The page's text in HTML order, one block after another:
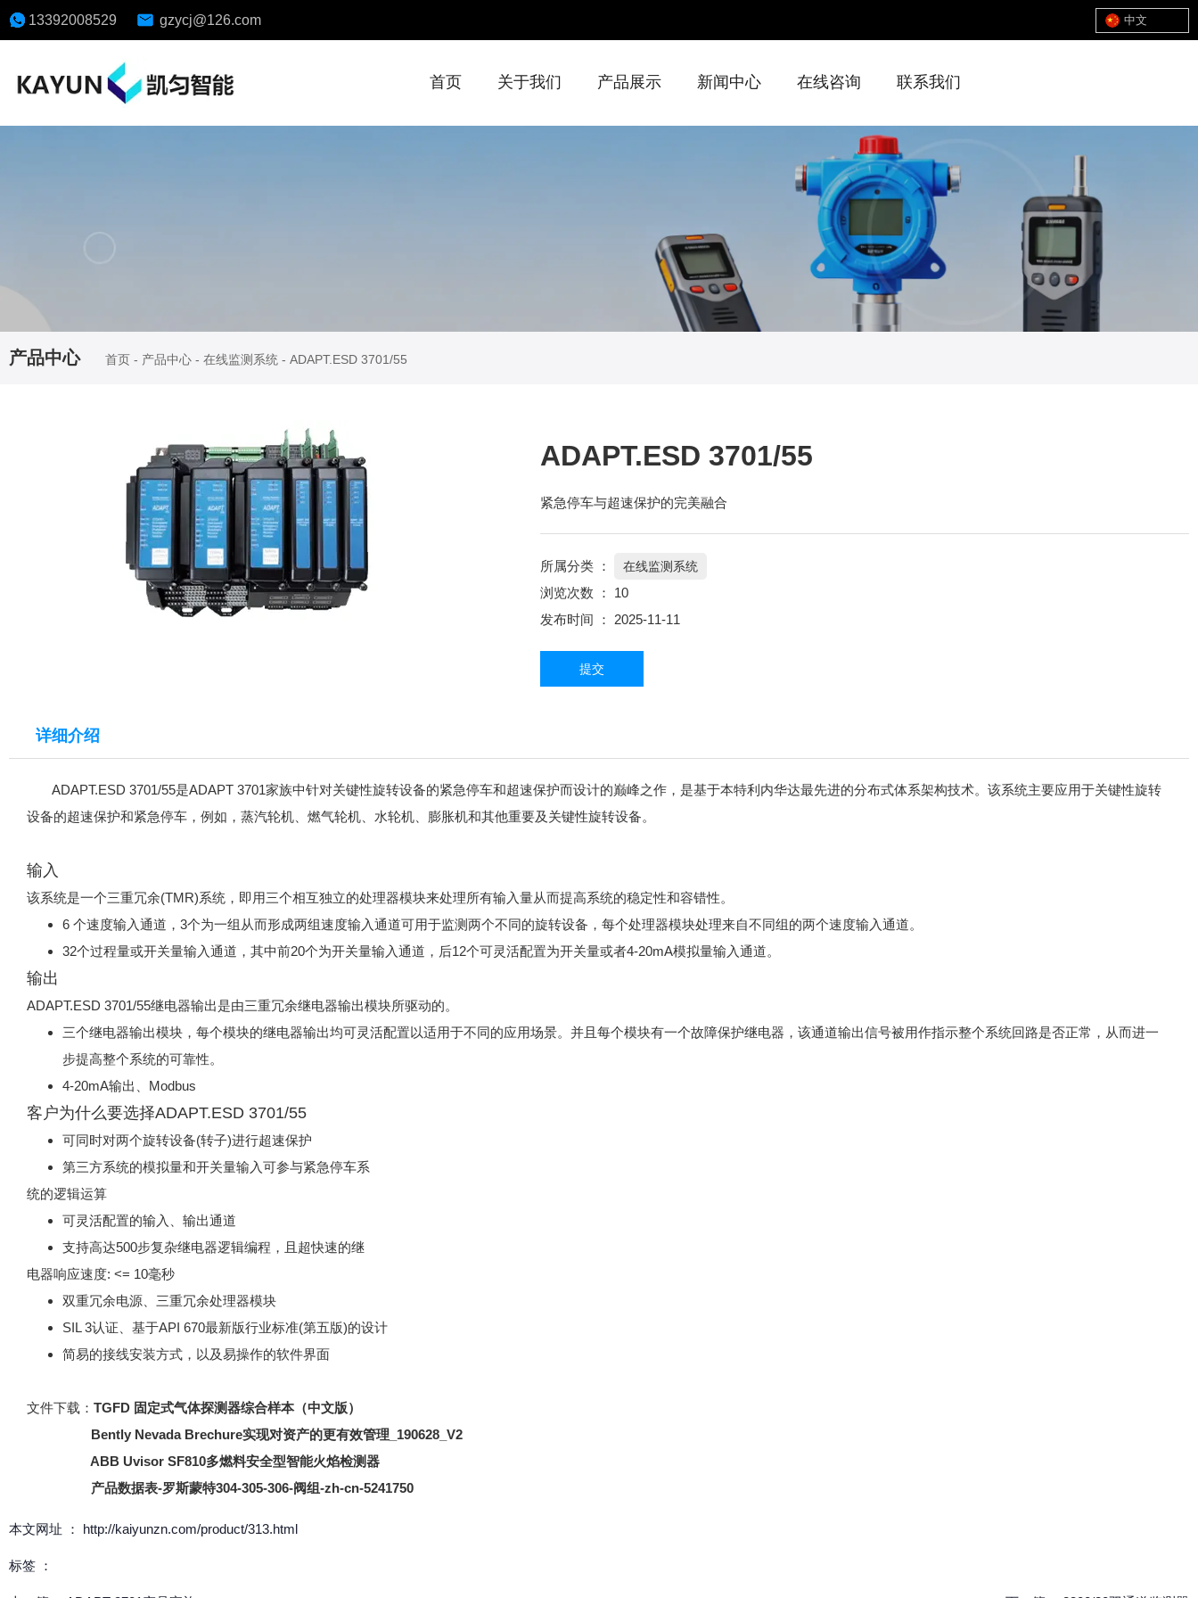
13392008529 gzycj@126.com 中文
首页 关于我们 产品展示 新闻中心 在线咨询 联系我们
产品中心 首页 - 产品中心 - 在线监测系统 - ADAPT.ESD 3701/55
ADAPT.ESD 3701/55
紧急停车与超速保护的完美融合
所属分类 ： 在线监测系统
浏览次数 ： 10
发布时间 ： 2025-11-11
提交
详细介绍
ADAPT.ESD 3701/55是ADAPT 3701家族中针对关键性旋转设备的紧急停车和超速保护而设计的巅峰之作，是基于本特利内华达最先进的分布式体系架构技术。该系统主要应用于关键性旋转
设备的超速保护和紧急停车，例如，蒸汽轮机、燃气轮机、水轮机、膨胀机和其他重要及关键性旋转设备。
输入
该系统是一个三重冗余(TMR)系统，即用三个相互独立的处理器模块来处理所有输入量从而提高系统的稳定性和容错性。
6 个速度输入通道，3个为一组从而形成两组速度输入通道可用于监测两个不同的旋转设备，每个处理器模块处理来自不同组的两个速度输入通道。
32个过程量或开关量输入通道，其中前20个为开关量输入通道，后12个可灵活配置为开关量或者4-20mA模拟量输入通道。
输出
ADAPT.ESD 3701/55继电器输出是由三重冗余继电器输出模块所驱动的。
三个继电器输出模块，每个模块的继电器输出均可灵活配置以适用于不同的应用场景。并且每个模块有一个故障保护继电器，该通道输出信号被用作指示整个系统回路是否正常，从而进一
步提高整个系统的可靠性。
4-20mA输出、Modbus
客户为什么要选择ADAPT.ESD 3701/55
可同时对两个旋转设备(转子)进行超速保护
第三方系统的模拟量和开关量输入可参与紧急停车系
统的逻辑运算
可灵活配置的输入、输出通道
支持高达500步复杂继电器逻辑编程，且超快速的继
电器响应速度: <= 10毫秒
双重冗余电源、三重冗余处理器模块
SIL 3认证、基于API 670最新版行业标准(第五版)的设计
简易的接线安装方式，以及易操作的软件界面
文件下载： TGFD 固定式气体探测器综合样本（中文版）
Bently Nevada Brechure实现对资产的更有效管理_190628_V2
ABB Uvisor SF810多燃料安全型智能火焰检测器
产品数据表-罗斯蒙特304-305-306-阀组-zh-cn-5241750
本文网址 ： http://kaiyunzn.com/product/313.html
标签 ：